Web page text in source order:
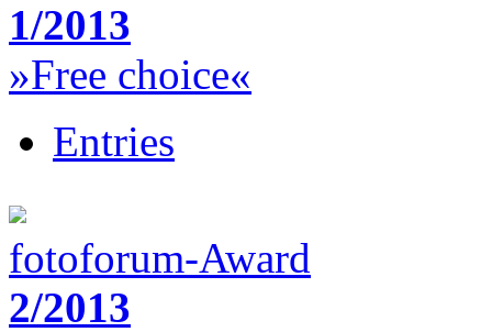
1/2013
»Free choice«
Entries
fotoforum-Award
2/2013